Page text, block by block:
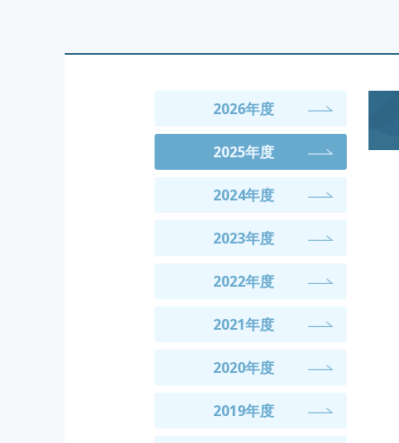
2026年度
2025年度
2024年度
2023年度
2022年度
2021年度
2020年度
2019年度